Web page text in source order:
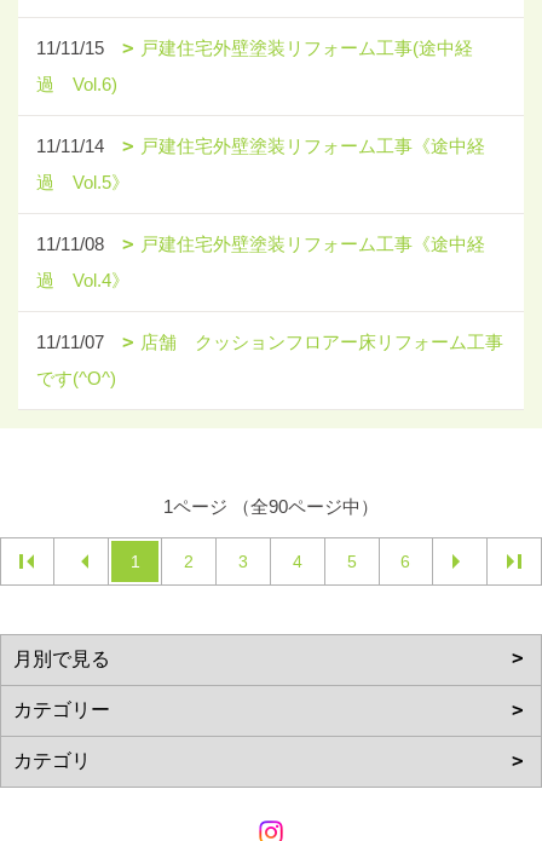
11/11/15
戸建住宅外壁塗装リフォーム工事(途中経
過 Vol.6)
11/11/14
戸建住宅外壁塗装リフォーム工事《途中経
過 Vol.5》
11/11/08
戸建住宅外壁塗装リフォーム工事《途中経
過 Vol.4》
11/11/07
店舗 クッションフロアー床リフォーム工事
です(^O^)
1ページ （全90ページ中）
1 2 3 4 5 6